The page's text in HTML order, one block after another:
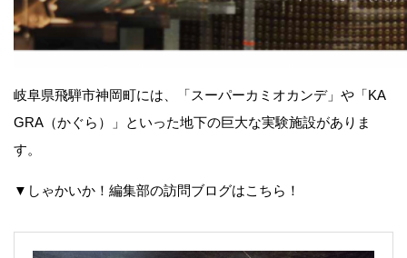
岐阜県飛騨市神岡町には、「スーパーカミオカンデ」や「KA
GRA（かぐら）」といった地下の巨大な実験施設がありま
す。
▼しゃかいか！編集部の訪問ブログはこちら！